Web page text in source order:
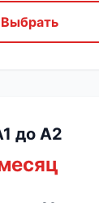
Выбрать
до A2